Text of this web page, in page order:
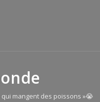
mangent des poissons »😭